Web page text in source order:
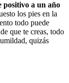
positivo a un año
los pies en la
todo puede
que te creas, todo
quizás